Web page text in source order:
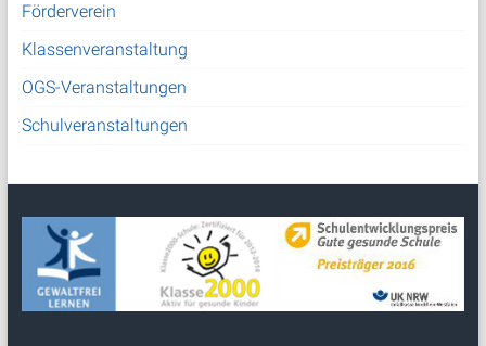
Förderverein
Klassenveranstaltung
OGS-Veranstaltungen
Schulveranstaltungen